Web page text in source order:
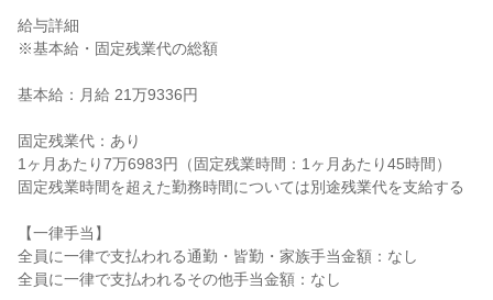
給与詳細
※基本給・固定残業代の総額
基本給：月給 21万9336円
固定残業代：あり
1ヶ月あたり7万6983円（固定残業時間：1ヶ月あたり45時間）
固定残業時間を超えた勤務時間については別途残業代を支給する
【一律手当】
全員に一律で支払われる通勤・皆勤・家族手当金額：なし
全員に一律で支払われるその他手当金額：なし